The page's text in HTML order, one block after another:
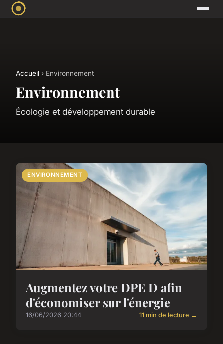
Accueil › Environnement
Environnement
Écologie et développement durable
ENVIRONNEMENT
Augmentez votre DPE D afin
d'économiser sur l'énergie
16/06/2026 20:44 11 min de lecture →